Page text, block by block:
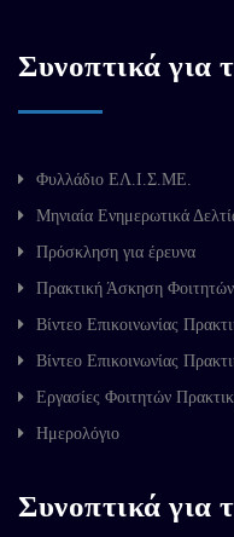
Συνοπτικά για
Φυλλάδιο ΕΛ.Ι.Σ.ΜΕ.
Μηνιαία Ενημερωτικά
Πρόσκληση για έρευνα
Πρακτική Άσκηση Φοιτητών
Βίντεο Επικοινωνίας
Βίντεο Επικοινωνίας
Εργασίες Φοιτητών
Ημερολόγιο
Συνοπτικά για